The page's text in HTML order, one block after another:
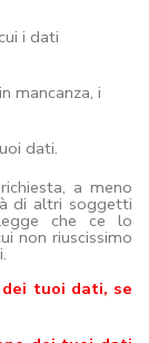
i dati
mancanza, i
dati.
a meno
di altri soggetti
che ce lo
non riuscissimo
tuoi dati, se